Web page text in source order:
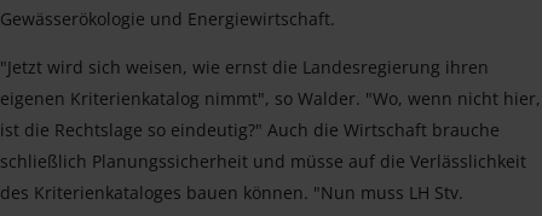
Gewässerökologie und Energiewirtschaft.
"Jetzt wird sich weisen, wie ernst die Landesregierung ihren
eigenen Kriterienkatalog nimmt", so Walder. "Wo, wenn nicht hier,
ist die Rechtslage so eindeutig?" Auch die Wirtschaft brauche
schließlich Planungssicherheit und müsse auf die Verlässlichkeit
des Kriterienkataloges bauen können. "Nun muss LH Stv.